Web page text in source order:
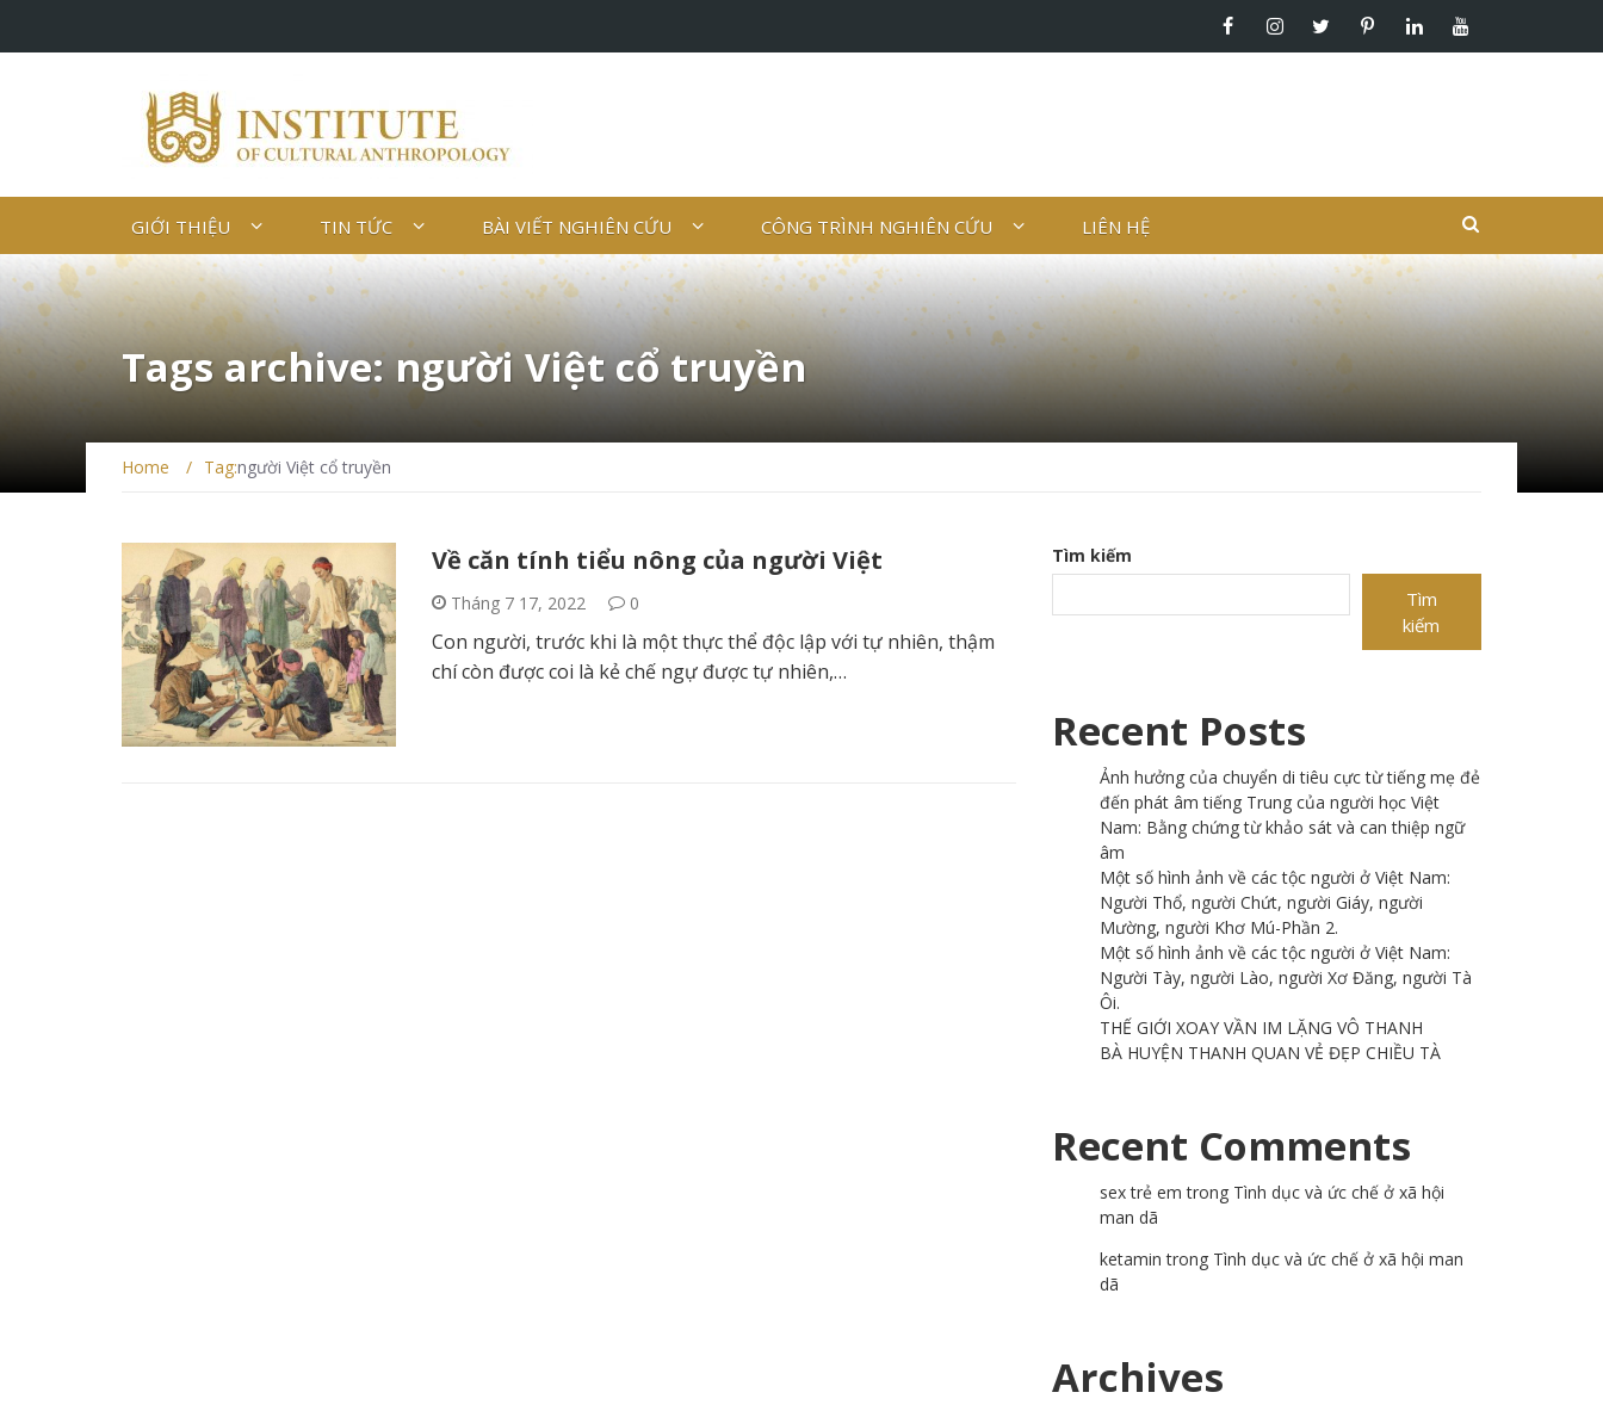
GIỚI THIỆU TIN TỨC BÀI VIẾT NGHIÊN CỨU CÔNG TRÌNH NGHIÊN CỨU LIÊN HỆ
Tags archive: người Việt cổ truyền
Home / Tag:người Việt cổ truyền
Về căn tính tiểu nông của người Việt
Tháng 7 17, 2022 0
Con người, trước khi là một thực thể độc lập với tự nhiên, thậm
chí còn được coi là kẻ chế ngự được tự nhiên,…
Tìm kiếm
Tìm
kiếm
Recent Posts
Ảnh hưởng của chuyển di tiêu cực từ tiếng mẹ đẻ
đến phát âm tiếng Trung của người học Việt
Nam: Bằng chứng từ khảo sát và can thiệp ngữ
âm
Một số hình ảnh về các tộc người ở Việt Nam:
Người Thổ, người Chứt, người Giáy, người
Mường, người Khơ Mú-Phần 2.
Một số hình ảnh về các tộc người ở Việt Nam:
Người Tày, người Lào, người Xơ Đăng, người Tà
Ôi.
THẾ GIỚI XOAY VẦN IM LẶNG VÔ THANH
BÀ HUYỆN THANH QUAN VẺ ĐẸP CHIỀU TÀ
Recent Comments
sex trẻ em trong Tình dục và ức chế ở xã hội
man dã
ketamin trong Tình dục và ức chế ở xã hội man
dã
Archives